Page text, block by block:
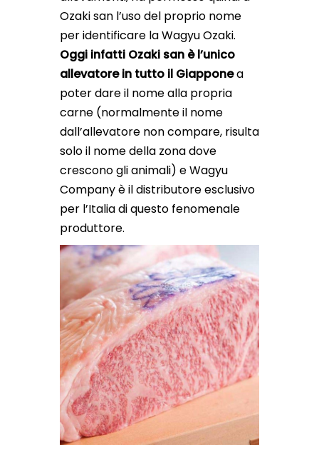
Ozaki san l’uso del proprio nome
per identificare la Wagyu Ozaki.
Oggi infatti Ozaki san è l’unico
allevatore in tutto il Giapponea
poter dare il nome alla propria
carne (normalmente il nome
dall’allevatore non compare, risulta
solo il nome della zona dove
crescono gli animali) e Wagyu
Company è il distributore esclusivo
per l’Italia di questo fenomenale
produttore.